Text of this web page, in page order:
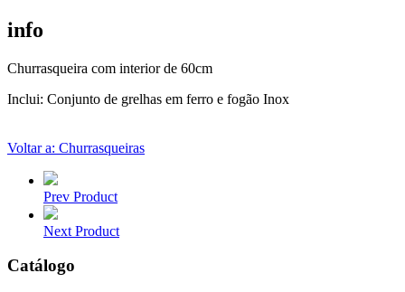
info
Churrasqueira com interior de 60cm
Inclui: Conjunto de grelhas em ferro e fogão Inox
Voltar a: Churrasqueiras
Prev Product
Next Product
Catálogo